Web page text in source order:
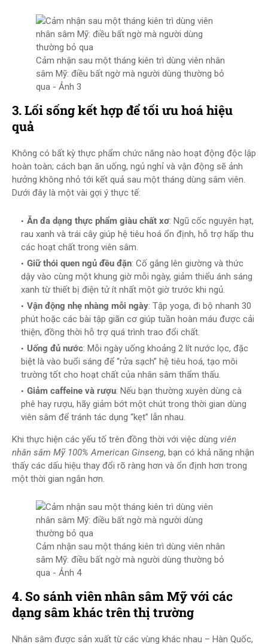
Cảm nhận sau một tháng kiên trì dùng viên nhân
sâm Mỹ: điều bất ngờ mà người dùng thường bỏ
qua - Ảnh 3
3. Lối sống kết hợp để tối ưu hoá hiệu
quả
Không có bất kỳ thực phẩm chức năng nào hoạt động độc lập
hoàn toàn; cách bạn ăn uống, ngủ nghỉ và vận động sẽ ảnh
hưởng không nhỏ tới kết quả sau một tháng dùng sâm viên.
Dưới đây là một vài gợi ý thực tế:
Ăn đa dạng thực phẩm giàu chất xơ: Ngũ cốc nguyên hạt,
rau xanh và trái cây giúp hệ tiêu hoá ổn định, hỗ trợ hấp thu
các hoạt chất trong viên sâm.
Giữ thói quen ngủ đều đặn: Cố gắng lên giường và thức
dậy vào cùng một khung giờ mỗi ngày, giảm thiểu ánh sáng
xanh từ thiết bị điện tử ít nhất một giờ trước khi ngủ.
Vận động nhẹ nhàng mỗi ngày: Tập yoga, đi bộ nhanh 30
phút hoặc các bài tập giãn cơ giúp tuần hoàn máu được cải
thiện, đồng thời hỗ trợ quá trình trao đổi chất.
Uống đủ nước: Mỗi ngày uống khoảng 2 lít nước lọc, đặc
biệt là vào buổi sáng để “rửa sạch” hệ tiêu hoá, tạo môi
trường tốt cho hoạt chất của nhân sâm thẩm thấu.
Giảm caffeine và rượu: Nếu bạn thường xuyên dùng cà
phê hay rượu, hãy giảm bớt một chút trong thời gian dùng
viên sâm để tránh tác dụng “kẹt” lẫn nhau.
Khi thực hiện các yếu tố trên đồng thời với việc dùng viên
nhân sâm Mỹ 100% American Ginseng, bạn có khả năng nhận
thấy các dấu hiệu thay đổi rõ ràng hơn và ổn định hơn trong
một thời gian ngắn hơn.
Cảm nhận sau một tháng kiên trì dùng viên nhân
sâm Mỹ: điều bất ngờ mà người dùng thường bỏ
qua - Ảnh 4
4. So sánh viên nhân sâm Mỹ với các
dạng sâm khác trên thị trường
Nhân sâm được sản xuất từ các vùng khác nhau – Hàn Quốc,